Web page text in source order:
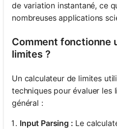
de variation instantané, ce
nombreuses applications
Comment fonctionne
limites ?
Un calculateur de limites
techniques pour évaluer les
général :
Input Parsing : Le